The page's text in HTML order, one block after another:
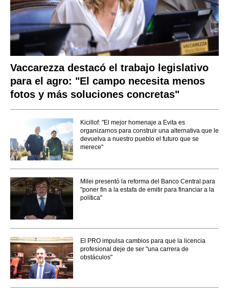
Vaccarezza destacó el trabajo legislativo
para el agro: "El campo necesita menos
fotos y más soluciones concretas"
Kicillof: "El mejor homenaje a Evita es
organizarnos para construir una alternativa que le
devuelva a nuestro pueblo el futuro que se
merece"
Milei presentó la reforma del Banco Central para
"poner fin a la estafa de emitir para financiar a la
política"
El PRO impulsa cambios para que la licencia
profesional deje de ser "una carrera de
obstáculos"